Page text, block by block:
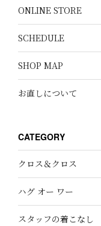
ONLINE STORE
SCHEDULE
SHOP MAP
お直しについて
CATEGORY
クロス＆クロス
ハグ オー ワー
スタッフの着こなし